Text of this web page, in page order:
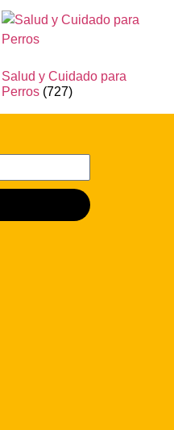
Salud y Cuidado para
Perros (727)